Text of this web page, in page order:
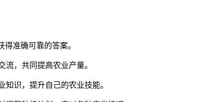
准确可靠的答案。
，共同提高农业产量。
识，提升自己的农业技能。